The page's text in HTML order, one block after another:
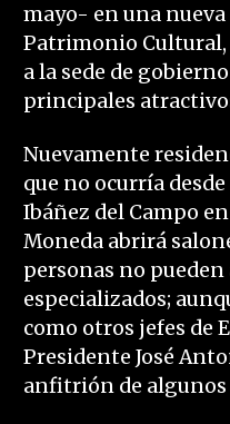
mayo- en una
Patrimonio
a la sede de
principales
Nuevamente
que no ocurría
Ibáñez del Campo
Moneda abrirá
personas no pueden
especializados;
como otros jefes de
Presidente José
anfitrión de